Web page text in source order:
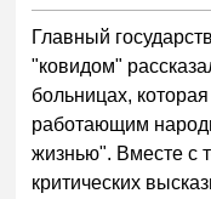
Главный
"ковидом"
больницах,
работающим
жизнью". Вместе с
критических